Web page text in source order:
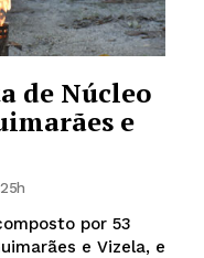
de Núcleo
e
por 53
e Vizela, e